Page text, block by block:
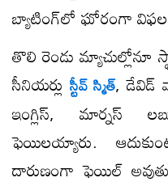
బ్యాటింగ్​లో ఘోరంగా
తొలి రెండు మ్యాచుల్లోనూ
సీనియర్లు స్టీవ్ స్మిత్, డేవిడ్
ఇంగ్లిస్, మార్నస్
ఫెయిలయ్యారు.
దారుణంగా ఫెయిల్